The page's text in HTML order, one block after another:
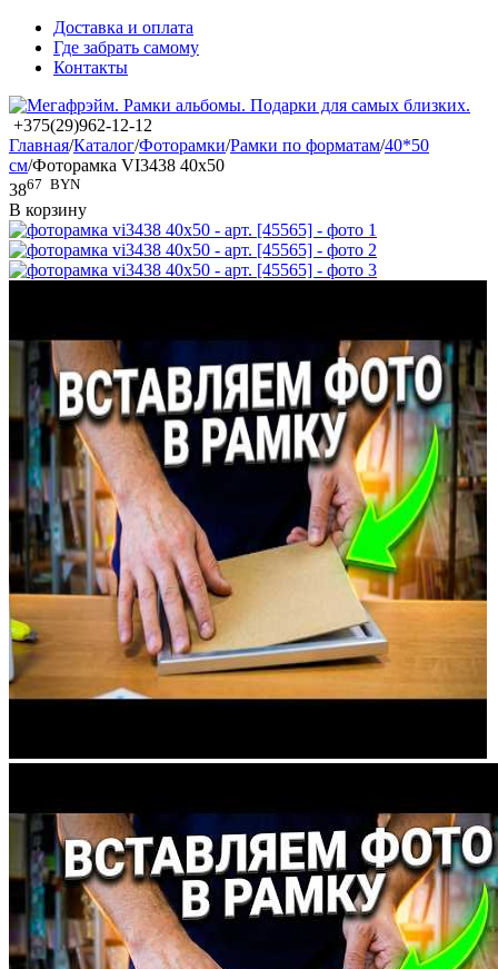
Доставка и оплата
Где забрать самому
Контакты
+375(29)962-12-12
Главная/Каталог/Фоторамки/Рамки по форматам/40*50
см/Фоторамка VI3438 40x50
3867 BYN
В корзину